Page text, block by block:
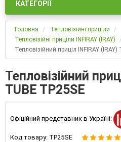
КАТЕГОРІЇ
Головна
Тепловізійні приціли
Тепловізійні приціли INFIRAY (IRAY)
Тепловізійний приціл INFIRAY
Тепловізійний
TUBE TP25SE
Офіційний представник в Україні:
Код товару: TP25SE